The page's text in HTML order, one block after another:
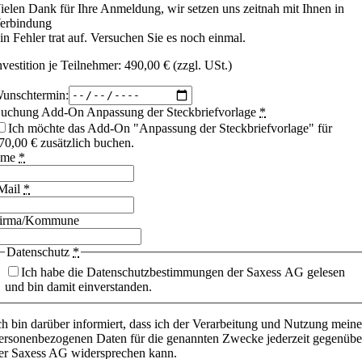
Dank für Ihre Anmeldung, wir setzen uns zeitnah mit Ihnen in
Fehler trat auf. Versuchen Sie es noch einmal.
je Teilnehmer: 490,00 € (zzgl. USt.)
Add-On Anpassung der Steckbriefvorlage *
Ich möchte das Add-On "Anpassung der Steckbriefvorlage" für
€ zusätzlich buchen.
*
*
Kommune
Datenschutz *
Ich habe die Datenschutzbestimmungen der Saxess AG gelesen
und bin damit einverstanden.
bin darüber informiert, dass ich der Verarbeitung und Nutzung
Daten für die genannten Zwecke jederzeit
Saxess AG widersprechen kann.